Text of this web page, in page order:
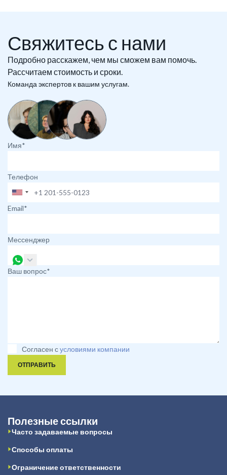
Свяжитесь с нами
Подробно расскажем, чем мы сможем вам помочь.
Рассчитаем стоимость и сроки.
Команда экспертов к вашим услугам.
Имя*
Телефон
Email*
Мессенджер
Ваш вопрос*
Согласен сусловиями компании
ОТПРАВИТЬ
Полезные ссылки
Часто задаваемые вопросы
Способы оплаты
Ограничение ответственности